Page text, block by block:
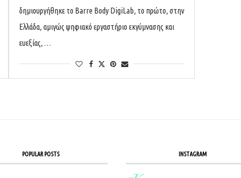
δημιουργήθηκε το Barre Body DigiLab, το πρώτο, στην
Ελλάδα, αμιγώς ψηφιακό εργαστήριο εκγύμνασης και
ευεξίας, …
POPULAR POSTS INSTAGRAM